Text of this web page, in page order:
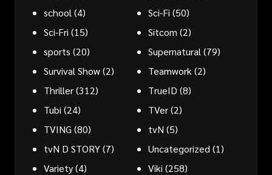
school (4) Sci-Fi (50)
Sci-Fri (15) Sitcom (2)
sports (20) Supernatural (79)
Survival Show(2) Teamwork (2)
Thriller(312) TrueID (8)
Tubi (24) TVer(2)
TVING (80) tvN (5)
tvN D STORY(7) Uncategorized (1)
Variety(4) Viki (258)